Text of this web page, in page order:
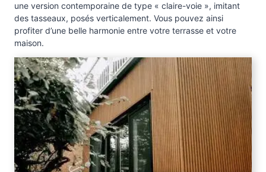
une version contemporaine de type « claire-voie », imitant
des tasseaux, posés verticalement. Vous pouvez ainsi
profiter d’une belle harmonie entre votre terrasse et votre
maison.